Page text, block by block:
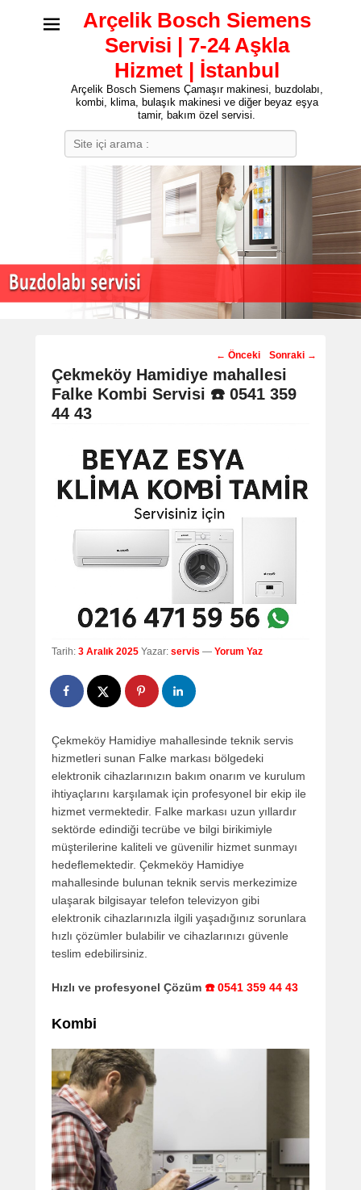
Arçelik Bosch Siemens
Servisi | 7-24 Aşkla
Hizmet | İstanbul
Arçelik Bosch Siemens Çamaşır makinesi, buzdolabı,
kombi, klima, bulaşık makinesi ve diğer beyaz eşya
tamir, bakım özel servisi.
Post
navigation
← Önceki Sonraki →
Çekmeköy Hamidiye mahallesi
Falke Kombi Servisi ☎️ 0541 359
44 43
Tarih: 3 Aralık 2025 Yazar: servis — Yorum Yaz
Çekmeköy Hamidiye mahallesinde teknik servis
hizmetleri sunan Falke markası bölgedeki
elektronik cihazlarınızın bakım onarım ve kurulum
ihtiyaçlarını karşılamak için profesyonel bir ekip ile
hizmet vermektedir. Falke markası uzun yıllardır
sektörde edindiği tecrübe ve bilgi birikimiyle
müşterilerine kaliteli ve güvenilir hizmet sunmayı
hedeflemektedir. Çekmeköy Hamidiye
mahallesinde bulunan teknik servis merkezimize
ulaşarak bilgisayar telefon televizyon gibi
elektronik cihazlarınızla ilgili yaşadığınız sorunlara
hızlı çözümler bulabilir ve cihazlarınızı güvenle
teslim edebilirsiniz.
Hızlı ve profesyonel Çözüm ☎️ 0541 359 44 43
Kombi